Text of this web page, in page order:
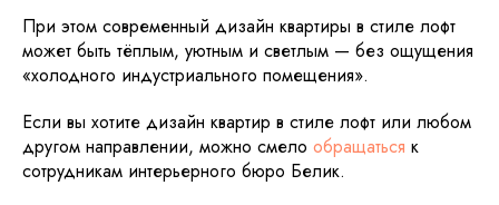
При этом современный дизайн квартиры в стиле лофт
может быть тёплым, уютным и светлым — без ощущения
«холодного индустриального помещения».
Если вы хотите дизайн квартир в стиле лофт или любом
другом направлении, можно смело обращаться к
сотрудникам интерьерного бюро Белик.